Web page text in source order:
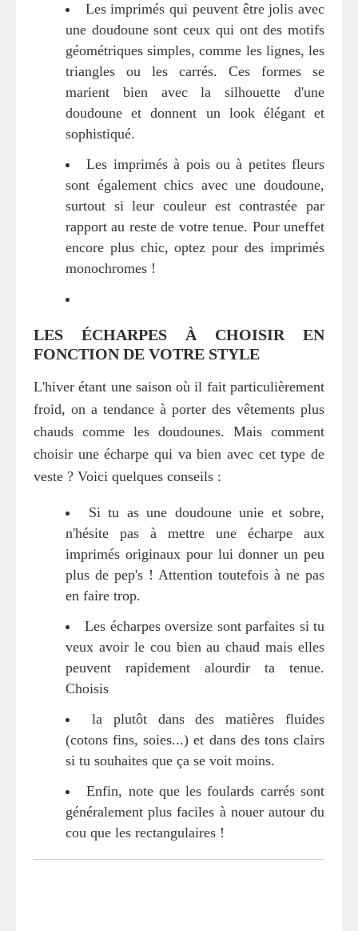
Les imprimés qui peuvent être jolis avec
une doudoune sont ceux qui ont des motifs
géométriques simples, comme les lignes, les
triangles ou les carrés. Ces formes se
marient bien avec la silhouette d'une
doudoune et donnent un look élégant et
sophistiqué.
Les imprimés à pois ou à petites fleurs
sont également chics avec une doudoune,
surtout si leur couleur est contrastée par
rapport au reste de votre tenue. Pour uneffet
encore plus chic, optez pour des imprimés
monochromes !
LES ÉCHARPES À CHOISIR EN
FONCTION DE VOTRE STYLE
L'hiver étant une saison où il fait particulièrement
froid, on a tendance à porter des vêtements plus
chauds comme les doudounes. Mais comment
choisir une écharpe qui va bien avec cet type de
veste ? Voici quelques conseils :
Si tu as une doudoune unie et sobre,
n'hésite pas à mettre une écharpe aux
imprimés originaux pour lui donner un peu
plus de pep's ! Attention toutefois à ne pas
en faire trop.
Les écharpes oversize sont parfaites si tu
veux avoir le cou bien au chaud mais elles
peuvent rapidement alourdir ta tenue.
Choisis
la plutôt dans des matières fluides
(cotons fins, soies...) et dans des tons clairs
si tu souhaites que ça se voit moins.
Enfin, note que les foulards carrés sont
généralement plus faciles à nouer autour du
cou que les rectangulaires !